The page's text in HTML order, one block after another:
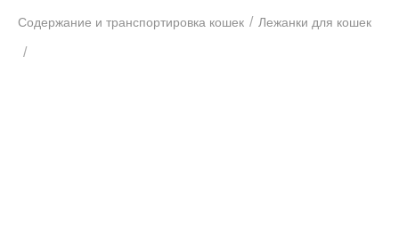
Содержание и транспортировка кошек / Лежанки для кошек
/